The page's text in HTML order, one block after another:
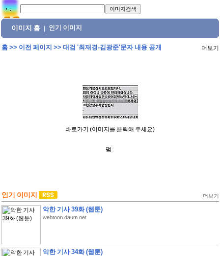
이미지 홈 인기 이미지
홈>> 이전 페이지 >> 대검 '최재경-김광준'문자 내용 공개 더보기
바로가기 (이미지를 클릭해 주세요)
펌:
인기 이미지 더보기
악한 기사 39화 (웹툰)
webtoon.daum.net
악한 기사 34화 (웹툰)